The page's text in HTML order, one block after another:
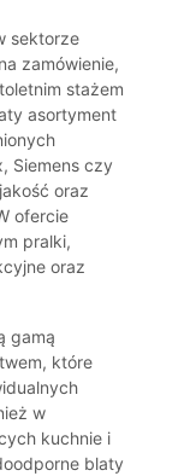
sektorze
zamówienie,
stażem
asortyment
Siemens czy
oraz
ofercie
pralki,
oraz
gamą
które
w
kuchnie i
blaty